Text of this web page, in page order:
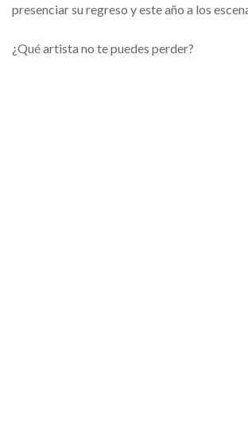
presenciar su regreso y este año a los
¿Qué artista no te puedes perder?